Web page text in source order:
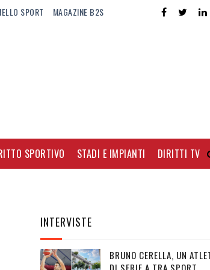
SPORT MAGAZINE B2S
SPORTIVO STADI E IMPIANTI DIRITTI TV
INTERVISTE
BRUNO CERELLA, UN